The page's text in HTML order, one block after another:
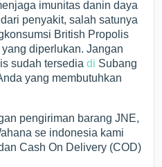
imunitas danin daya
penyakit, salah satunya
British Propolis
diperlukan. Jangan
sudah tersediadi Subang
yang membutuhkan
pengiriman barang JNE,
se indonesia kami
Cash On Delivery (COD)